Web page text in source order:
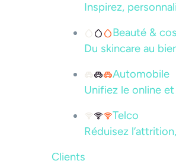
Inspirez,
Beauté &
Du skincare au
Automobile
Unifiez le online
Telco
Réduisez
Clients